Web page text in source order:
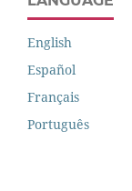
English
Español
Français
Português